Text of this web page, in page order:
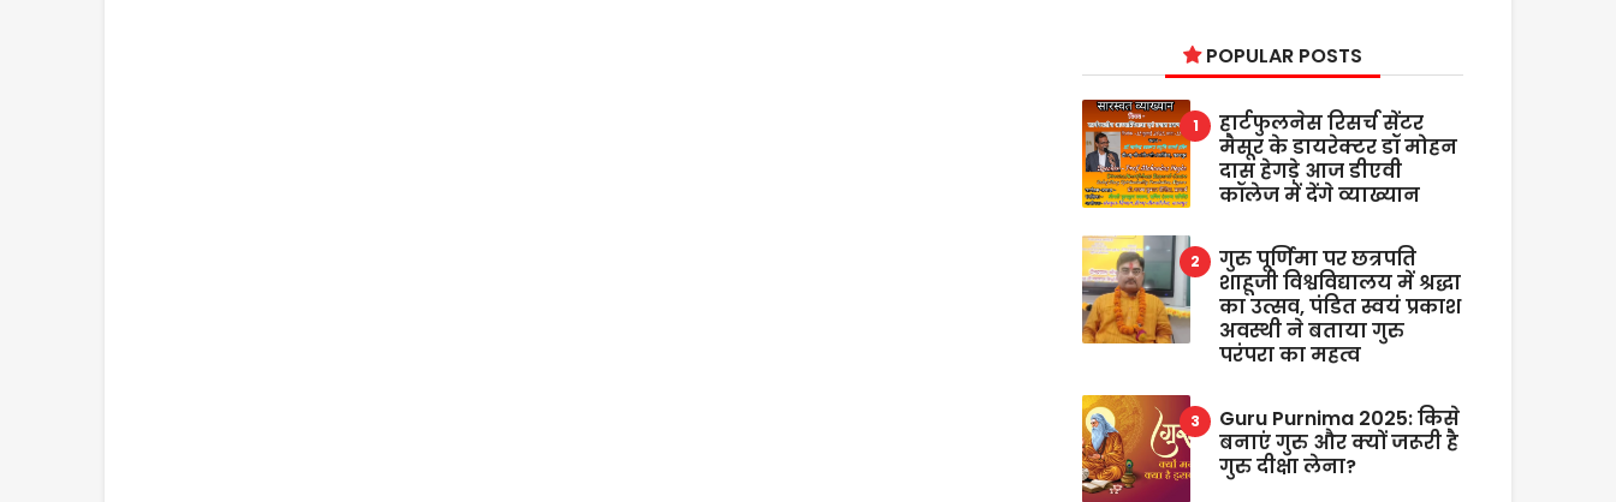
POPULAR POSTS
हार्टफुलनेस रिसर्च सेंटर
मैसूर के डायरेक्टर डॉ मोहन
दास हेगड़े आज डीएवी
कॉलेज में देंगे व्याख्यान
गुरु पूर्णिमा पर छत्रपति
शाहूजी विश्वविद्यालय में श्रद्धा
का उत्सव, पंडित स्वयं प्रकाश
अवस्थी ने बताया गुरु
परंपरा का महत्व
Guru Purnima 2025: किसे
बनाएं गुरु और क्यों जरूरी है
गुरु दीक्षा लेना?